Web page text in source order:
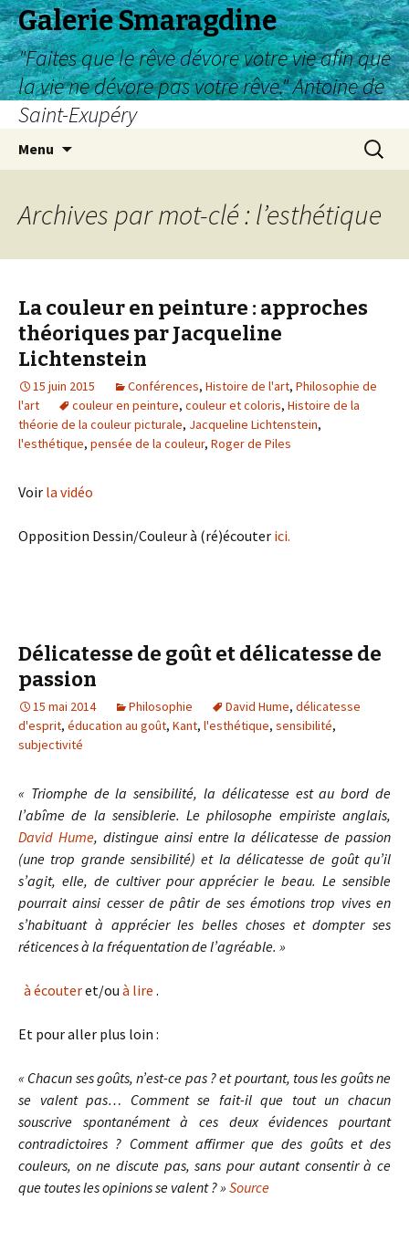
Galerie Smaragdine
"Faites que le rêve dévore votre vie afin que
la vie ne dévore pas votre rêve." Antoine de
Saint-Exupéry
Menu
Archives par mot-clé : l’esthétique
La couleur en peinture : approches
théoriques par Jacqueline
Lichtenstein
15 juin 2015 Conférences, Histoire de l'art, Philosophie de
l'art
couleur en peinture, couleur et coloris, Histoire de la
théorie de la couleur picturale, Jacqueline Lichtenstein,
l'esthétique, pensée de la couleur, Roger de Piles
Voir la vidéo
Opposition Dessin/Couleur à (ré)écouter ici.
Délicatesse de goût et délicatesse de
passion
15 mai 2014 Philosophie David Hume, délicatesse
d'esprit, éducation au goût, Kant, l'esthétique, sensibilité,
subjectivité
« Triomphe de la sensibilité, la délicatesse est au bord de
l’abîme de la sensiblerie. Le philosophe empiriste anglais,
David Hume, distingue ainsi entre la délicatesse de passion
(une trop grande sensibilité) et la délicatesse de goût qu’il
s’agit, elle, de cultiver pour apprécier le beau. Le sensible
pourrait ainsi cesser de pâtir de ses émotions trop vives en
s’habituant à apprécier les belles choses et dompter ses
réticences à la fréquentation de l’agréable. »
à écouteret/ou à lire .
Et pour aller plus loin :
« Chacun ses goûts, n’est-ce pas ? et pourtant, tous les goûts ne
se valent pas… Comment se fait-il que tout un chacun
souscrive spontanément à ces deux évidences pourtant
contradictoires ? Comment affirmer que des goûts et des
couleurs, on ne discute pas, sans pour autant consentir à ce
que toutes les opinions se valent ? » Source